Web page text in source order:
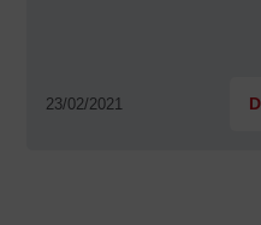
23/02/2021